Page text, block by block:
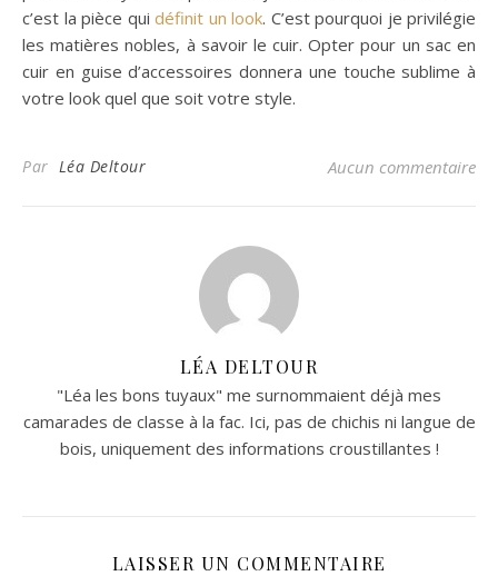
c’est la pièce qui définit un look. C’est pourquoi je privilégie
les matières nobles, à savoir le cuir. Opter pour un sac en
cuir en guise d’accessoires donnera une touche sublime à
votre look quel que soit votre style.
Par Léa Deltour Aucun commentaire
LÉA DELTOUR
"Léa les bons tuyaux" me surnommaient déjà mes
camarades de classe à la fac. Ici, pas de chichis ni langue de
bois, uniquement des informations croustillantes !
LAISSER UN COMMENTAIRE